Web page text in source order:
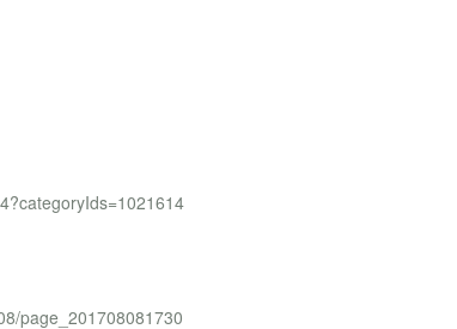
page_201708081730